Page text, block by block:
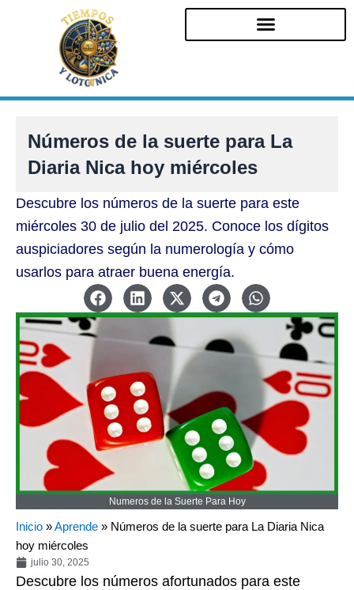
Números de la suerte para La
Diaria Nica hoy miércoles
Descubre los números de la suerte para este
miércoles 30 de julio del 2025. Conoce los dígitos
auspiciadores según la numerología y cómo
usarlos para atraer buena energía.
Numeros de la Suerte Para Hoy
Inicio »Aprende » Números de la suerte para La Diaria Nica
hoy miércoles
julio 30, 2025
Descubre los números afortunados para este